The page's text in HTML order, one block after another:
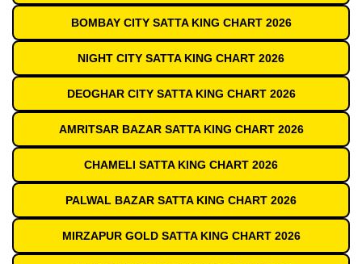
BOMBAY CITY SATTA KING CHART 2026
NIGHT CITY SATTA KING CHART 2026
DEOGHAR CITY SATTA KING CHART 2026
AMRITSAR BAZAR SATTA KING CHART 2026
CHAMELI SATTA KING CHART 2026
PALWAL BAZAR SATTA KING CHART 2026
MIRZAPUR GOLD SATTA KING CHART 2026